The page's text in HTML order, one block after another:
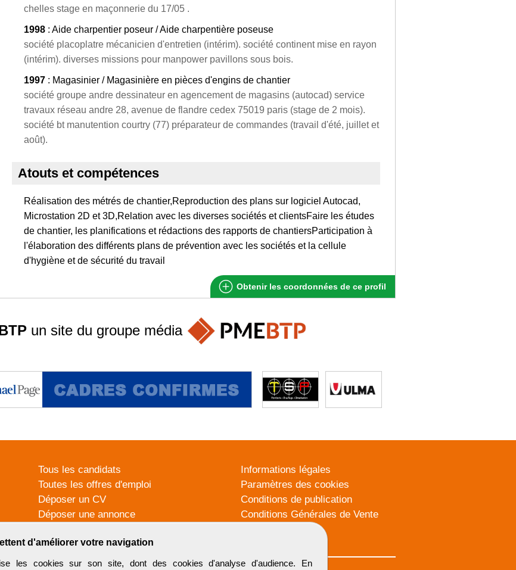
chelles stage en maçonnerie du 17/05 .
1998 : Aide charpentier poseur / Aide charpentière poseuse
société placoplatre mécanicien d'entretien (intérim). société continent mise en rayon
(intérim). diverses missions pour manpower pavillons sous bois.
1997 : Magasinier / Magasinière en pièces d'engins de chantier
société groupe andre dessinateur en agencement de magasins (autocad) service
travaux réseau andre 28, avenue de flandre cedex 75019 paris (stage de 2 mois).
société bt manutention courtry (77) préparateur de commandes (travail d'été, juillet et
août).
Atouts et compétences
Réalisation des métrés de chantier,Reproduction des plans sur logiciel Autocad,
Microstation 2D et 3D,Relation avec les diverses sociétés et clientsFaire les études
de chantier, les planifications et rédactions des rapports de chantiersParticipation à
l'élaboration des différents plans de prévention avec les sociétés et la cellule
d'hygiène et de sécurité du travail
Obtenir les coordonnées de ce profil
d'améliorer votre navigation
les cookies sur son site, dont des cookies d'analyse d'audience. En
un site du groupe média
Tous les candidats
Toutes les offres d'emploi
Déposer un CV
Déposer une annonce
Informations légales
Paramètres des cookies
Conditions de publication
Conditions Générales de Vente